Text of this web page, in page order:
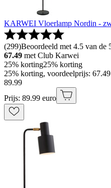
KARWEI Vloerlamp Nordin -
(299)Beoordeeld met 4.5 van de
67.49 met Club Karwei
25% korting25% korting
25% korting, voordeelprijs:
89.99
Prijs: 89.99 euro